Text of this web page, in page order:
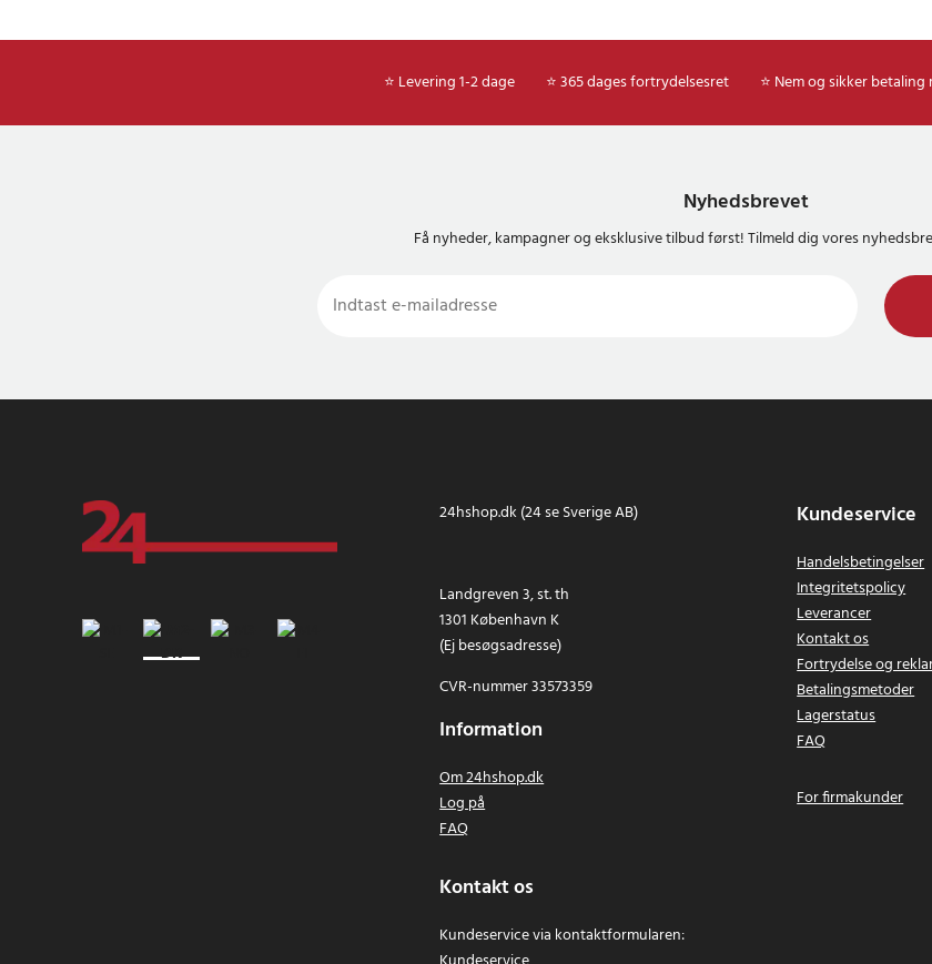
⭐ Levering 1-2 dage ⭐ 365 dages fortrydelsesret ⭐ Nem og sikker
Nyhedsbrevet
Få nyheder, kampagner og eksklusive tilbud først! Tilmeld dig vores
24hshop.dk (24 se Sverige AB)
Landgreven 3, st. th
1301 København K
(Ej besøgsadresse)
CVR-nummer 33573359
Information
Om 24hshop.dk
Log på
FAQ
Kontakt os
Kundeservice via kontaktformularen:
Kundeservice
Handelsbetingelser
Integritetspolicy
Leverancer
Kontakt os
Fortrydelse og
Betalingsmetoder
Lagerstatus
FAQ
For firmakunder